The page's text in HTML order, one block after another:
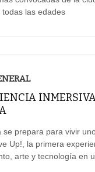
las edades
se prepara para vivir
Up!, la primera
arte y tecnología en